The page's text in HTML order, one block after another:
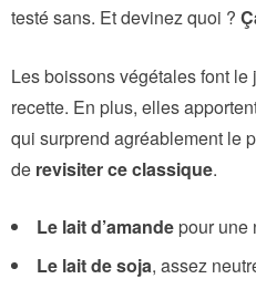
testé sans. Et devinez quoi ?
Les boissons végétales font
recette. En plus, elles
qui surprend agréablement le
de revisiter ce classique.
Le lait d’amande pour une
Le lait de soja, assez